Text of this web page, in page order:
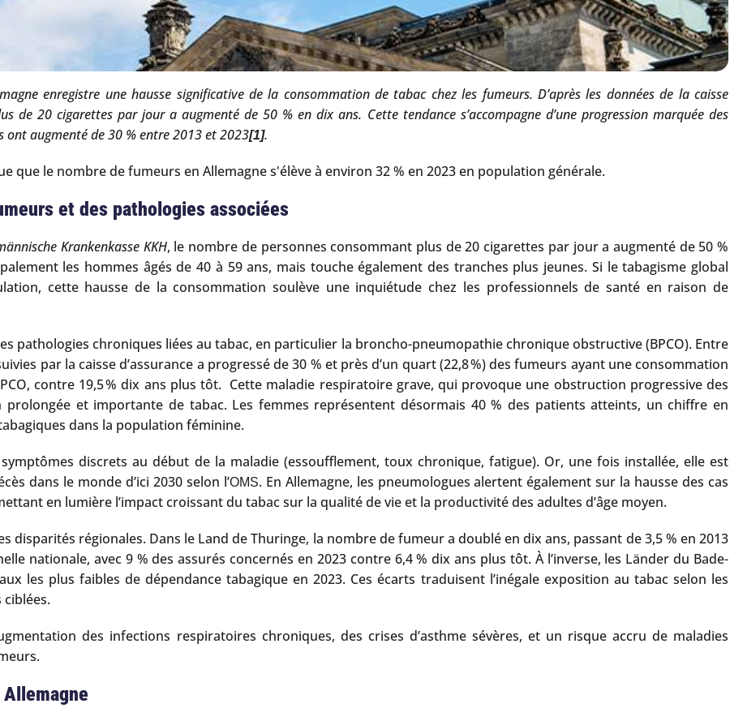
enregistre une hausse significative de la consommation de tabac chez les fumeurs. D’après les données de la caisse
de 20 cigarettes par jour a augmenté de 50 % en dix ans. Cette tendance s’accompagne d’une progression marquée des
ont augmenté de 30 % entre 2013 et 2023[1].
que le nombre de fumeurs en Allemagne s'élève à environ 32 % en 2023 en population générale.
et des pathologies associées
Krankenkasse KKH, le nombre de personnes consommant plus de 20 cigarettes par jour a augmenté de 50 %
les hommes âgés de 40 à 59 ans, mais touche également des tranches plus jeunes. Si le tabagisme global
cette hausse de la consommation soulève une inquiétude chez les professionnels de santé en raison de
pathologies chroniques liées au tabac, en particulier la broncho-pneumopathie chronique obstructive (BPCO). Entre
par la caisse d’assurance a progressé de 30 % et près d’un quart (22,8 %) des fumeurs ayant une consommation
contre 19,5 % dix ans plus tôt. Cette maladie respiratoire grave, qui provoque une obstruction progressive des
et importante de tabac. Les femmes représentent désormais 40 % des patients atteints, un chiffre en
dans la population féminine.
discrets au début de la maladie (essoufflement, toux chronique, fatigue). Or, une fois installée, elle est
dans le monde d’ici 2030 selon l’OMS. En Allemagne, les pneumologues alertent également sur la hausse des cas
en lumière l’impact croissant du tabac sur la qualité de vie et la productivité des adultes d’âge moyen.
disparités régionales. Dans le Land de Thuringe, la nombre de fumeur a doublé en dix ans, passant de 3,5 % en 2013
nationale, avec 9 % des assurés concernés en 2023 contre 6,4 % dix ans plus tôt. À l’inverse, les Länder du Bade-
les plus faibles de dépendance tabagique en 2023. Ces écarts traduisent l’inégale exposition au tabac selon les
des infections respiratoires chroniques, des crises d’asthme sévères, et un risque accru de maladies